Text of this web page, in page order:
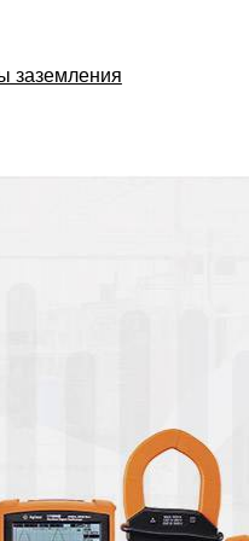
заземления